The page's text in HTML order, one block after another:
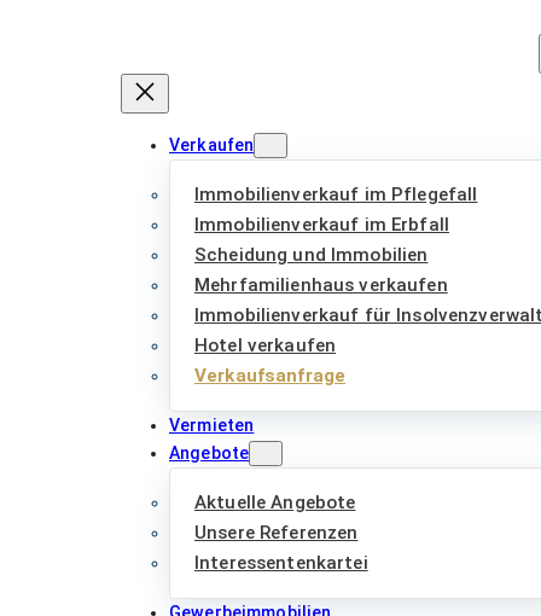
Verkaufen
Immobilienverkauf im Pflegefall
Immobilienverkauf im Erbfall
Scheidung und Immobilien
Mehrfamilienhaus verkaufen
Immobilienverkauf für
Hotel verkaufen
Verkaufsanfrage
Vermieten
Angebote
Aktuelle Angebote
Unsere Referenzen
Interessentenkartei